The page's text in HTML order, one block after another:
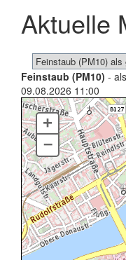
Aktuelle
Feinstaub (PM10) -
09.08.2026 11:00
+
–